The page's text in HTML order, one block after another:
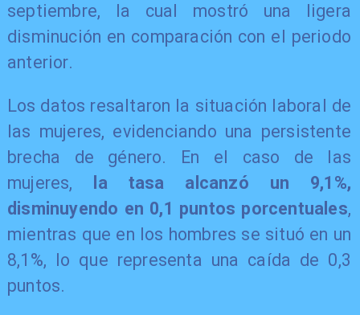
septiembre, la cual mostró una ligera
disminución en comparación con el periodo
anterior.
Los datos resaltaron la situación laboral de
las mujeres, evidenciando una persistente
brecha de género. En el caso de las
mujeres,
la tasa alcanzó un 9,1%,
disminuyendo en 0,1 puntos porcentuales,
mientras que en los hombres se situó en un
8,1%, lo que representa una caída de 0,3
puntos.